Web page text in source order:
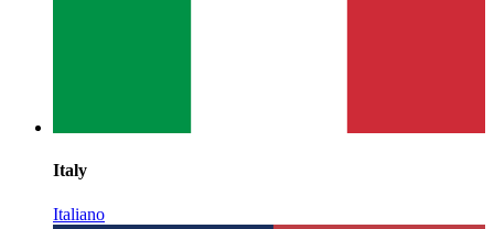
Italy
Italiano